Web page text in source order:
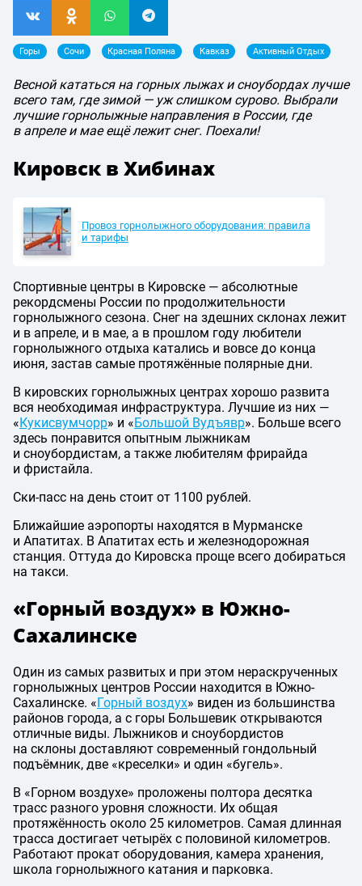
Горы Сочи Красная Поляна Кавказ Активный Отдых
Весной кататься на горных лыжах и сноубордах лучше
всего там, где зимой — уж слишком сурово. Выбрали
лучшие горнолыжные направления в России, где
в апреле и мае ещё лежит снег. Поехали!
Кировск в Хибинах
Провоз горнолыжного оборудования: правила
и тарифы
Спортивные центры в Кировске — абсолютные
рекордсмены России по продолжительности
горнолыжного сезона. Снег на здешних склонах лежит
и в апреле, и в мае, а в прошлом году любители
горнолыжного отдыха катались и вовсе до конца
июня, застав самые протяжённые полярные дни.
В кировских горнолыжных центрах хорошо развита
вся необходимая инфраструктура. Лучшие из них —
«Кукисвумчорр» и «Большой Вудъявр». Больше всего
здесь понравится опытным лыжникам
и сноубордистам, а также любителям фрирайда
и фристайла.
Ски-пасс на день стоит от 1100 рублей.
Ближайшие аэропорты находятся в Мурманске
и Апатитах. В Апатитах есть и железнодорожная
станция. Оттуда до Кировска проще всего добираться
на такси.
«Горный воздух» в Южно-
Сахалинске
Один из самых развитых и при этом нераскрученных
горнолыжных центров России находится в Южно-
Сахалинске. «Горный воздух» виден из большинства
районов города, а с горы Большевик открываются
отличные виды. Лыжников и сноубордистов
на склоны доставляют современный гондольный
подъёмник, две «креселки» и один «бугель».
В «Горном воздухе» проложены полтора десятка
трасс разного уровня сложности. Их общая
протяжённость около 25 километров. Самая длинная
трасса достигает четырёх с половиной километров.
Работают прокат оборудования, камера хранения,
школа горнолыжного катания и парковка.